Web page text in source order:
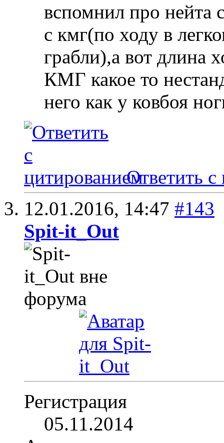
вспомнил про нейта
с кмг(по ходу в
грабли),а вот длина
КМГ какое то
него как у ковбоя
Ответить с
12.01.2016, 14:47 #143
Spit-it_Out
Регистрация
05.11.2014